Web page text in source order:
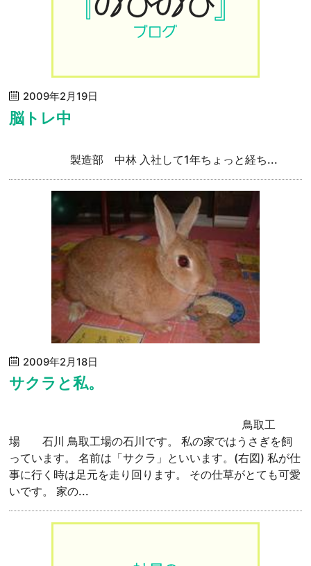
2009年2月19日
脳トレ中
製造部 中林 入社して1年ちょっと経ち...
2009年2月18日
サクラと私。
鳥取工
場 石川 鳥取工場の石川です。 私の家ではうさぎを飼
っています。 名前は「サクラ」といいます。(右図) 私が仕
事に行く時は足元を走り回ります。 その仕草がとても可愛
いです。 家の...